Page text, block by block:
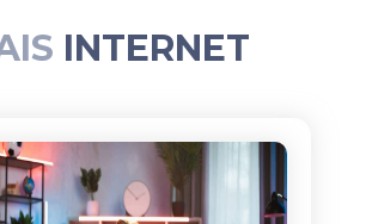
INTERNET